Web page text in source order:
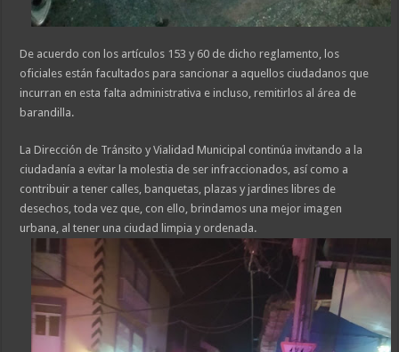
De acuerdo con los artículos 153 y 60 de dicho reglamento, los
oficiales están facultados para sancionar a aquellos ciudadanos que
incurran en esta falta administrativa e incluso, remitirlos al área de
barandilla.
La Dirección de Tránsito y Vialidad Municipal continúa invitando a la
ciudadanía a evitar la molestia de ser infraccionados, así como a
contribuir a tener calles, banquetas, plazas y jardines libres de
desechos, toda vez que, con ello, brindamos una mejor imagen
urbana, al tener una ciudad limpia y ordenada.